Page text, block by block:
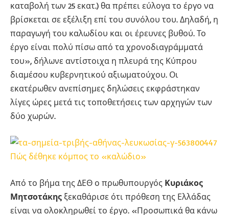
καταβολή των 25 εκατ.) θα πρέπει εύλογα το έργο να
βρίσκεται σε εξέλιξη επί του συνόλου του. Δηλαδή, η
παραγωγή του καλωδίου και οι έρευνες βυθού. Το
έργο είναι πολύ πίσω από τα χρονοδιαγράμματά
του», δήλωνε αντίστοιχα η πλευρά της Κύπρου
διαμέσου κυβερνητικού αξιωματούχου. Οι
εκατέρωθεν ανεπίσημες δηλώσεις εκφράστηκαν
λίγες ώρες μετά τις τοποθετήσεις των αρχηγών των
δύο χωρών.
Πώς δέθηκε κόμπος το «καλώδιο»
Από το βήμα της ΔΕΘ ο πρωθυπουργός Κυριάκος
Μητσοτάκης ξεκαθάρισε ότι πρόθεση της Ελλάδας
είναι να ολοκληρωθεί το έργο. «Προσωπικά θα κάνω